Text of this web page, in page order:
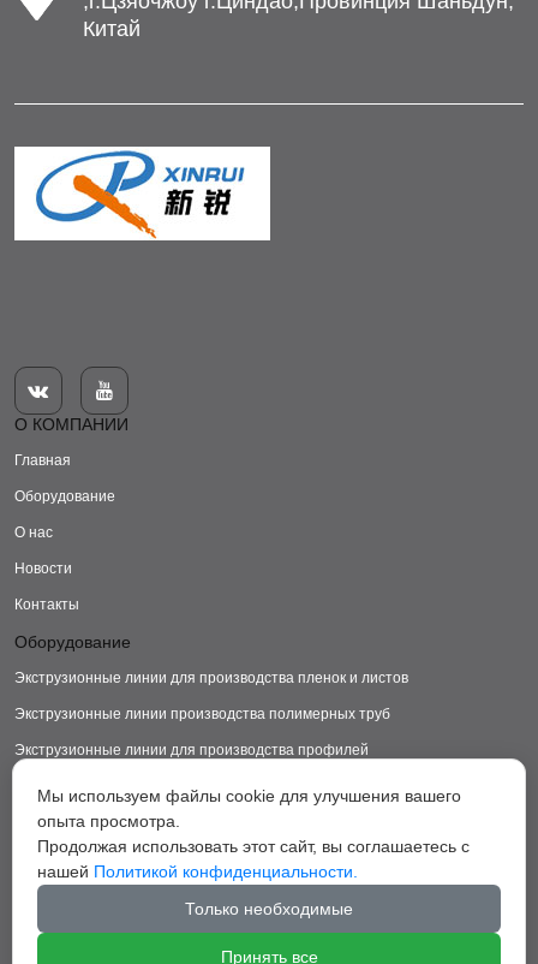
Китай


О КОМПАНИИ
Главная
Оборудование
О нас
Новости
Контакты
Оборудование
Экструзионные линии для производства пленок и листов
Экструзионные линии производства полимерных труб
Экструзионные линии для производства профилей
Экструзионные линии для производства пластиковых ковриков
Экструзионные линии для производства грануляторы
Вспомогательное оборудование
Мы используем файлы cookie для улучшения вашего
опыта просмотра.
Продолжая использовать этот сайт, вы соглашаетесь с
нашей Политикой конфиденциальности.
Только необходимые
Принять все